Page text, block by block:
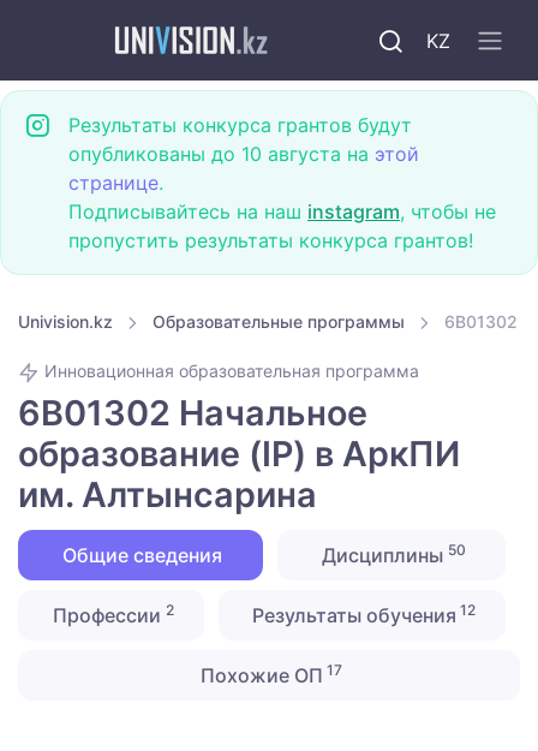
KZ
Результаты конкурса грантов будут
опубликованы до 10 августа на этой
странице.
Подписывайтесь на наш instagram, чтобы не
пропустить результаты конкурса грантов!
Univision.kz Образовательные программы 6B01302
Инновационная образовательная программа
6B01302 Начальное
образование (IP) в АркПИ
им. Алтынсарина
Общие сведения Дисциплины 50
Профессии 2 Результаты обучения 12
Похожие ОП 17